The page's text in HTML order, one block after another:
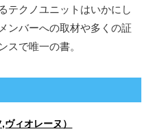
テクノユニットはいかにし
ンバーへの取材や多くの証
スで唯一の書。
ィオレーヌ）